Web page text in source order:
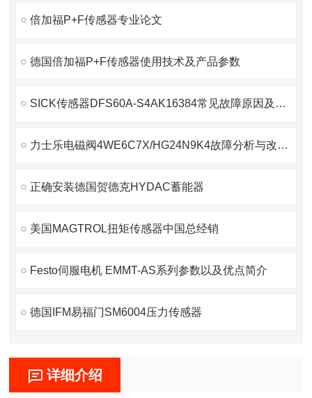
倍加福P+F传感器专业论文
德国倍加福P+F传感器使用技术及产品参数
SICK传感器DFS60A-S4AK16384常见故障原因及处理方法
力士乐电磁阀4WE6C7X/HG24N9K4故障分析与改进的资料
正确安装德国贺德克HYDAC蓄能器
美国MAGTROL扭矩传感器中国总经销
Festo伺服电机 EMMT-AS系列参数以及优点简介
德国IFM易福门SM6004压力传感器
详细介绍